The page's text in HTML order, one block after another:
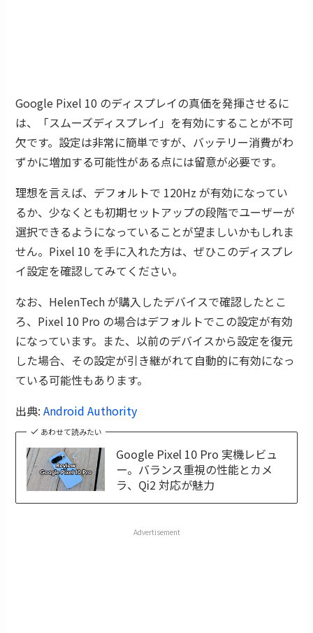
Google Pixel 10 のディスプレイの真価を発揮させるに
は、「スムーズディスプレイ」を有効にすることが不可
欠です。設定は非常に簡単ですが、バッテリー消費がわ
ずかに増加する可能性がある点には留意が必要です。
理想を言えば、デフォルトで 120Hz が有効になってい
るか、少なくとも初期セットアップの段階でユーザーが
選択できるようになっていることが望ましいかもしれま
せん。Pixel 10 を手に入れた方は、ぜひこのディスプレ
イ設定を確認してみてください。
なお、HelenTech が購入したデバイスで確認したとこ
ろ、Pixel 10 Pro の場合はデフォルトでこの設定が有効
になっています。また、以前のデバイスから設定を復元
した場合、その設定が引き継がれて自動的に有効になっ
ている可能性もあります。
出典:Android Authority
あわせて読みたい
Google Pixel 10 Pro 実機レビュ
ー。バランス重視の性能とカメ
ラ、Qi2 対応が魅力
Advertisement